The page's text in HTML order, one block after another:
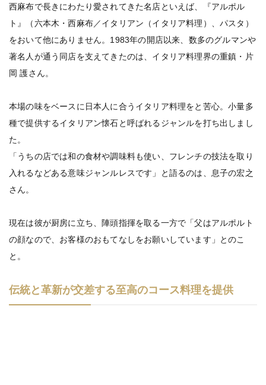
西麻布で長きにわたり愛されてきた名店といえば、『アルポル
ト』（六本木・西麻布／イタリアン（イタリア料理）、パスタ）
をおいて他にありません。1983年の開店以来、数多のグルマンや
著名人が通う同店を支えてきたのは、イタリア料理界の重鎮・片
岡 護さん。
本場の味をベースに日本人に合うイタリア料理をと苦心。小量多
種で提供するイタリアン懐石と呼ばれるジャンルを打ち出しまし
た。
「うちの店では和の食材や調味料も使い、フレンチの技法を取り
入れるなどある意味ジャンルレスです」と語るのは、息子の宏之
さん。
現在は彼が厨房に立ち、陣頭指揮を取る一方で「父はアルポルト
の顔なので、お客様のおもてなしをお願いしています」とのこ
と。
伝統と革新が交差する至高のコース料理を提供